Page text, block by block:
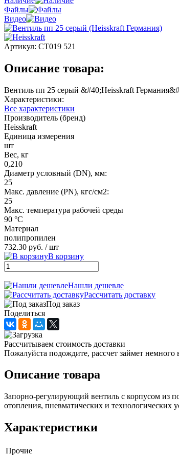
Файлы
Видео
Артикул: СТ019 521
Описание товара:
Вентиль пп 25 серый &#40;Heisskraft
Характеристики:
Все характеристики
Производитель (бренд)
Heisskraft
Единица измерения
шт
Вес, кг
0,210
Диаметр условный (DN), мм:
25
Макс. давление (PN), кгс/см2:
25
Макс. температура рабочей среды
90 °C
Материал
полипропилен
732.30 руб. / шт
В корзину
Нашли дешевле
Рассчитать доставку
Под заказ
Поделиться
Рассчитываем стоимость доставки
Пожалуйста подождите, рассчет займет немного
Описание товара
Запорно-регулирующий вентиль с корпусом из
отопления, пневматических и технологических
Характеристики
Прочие